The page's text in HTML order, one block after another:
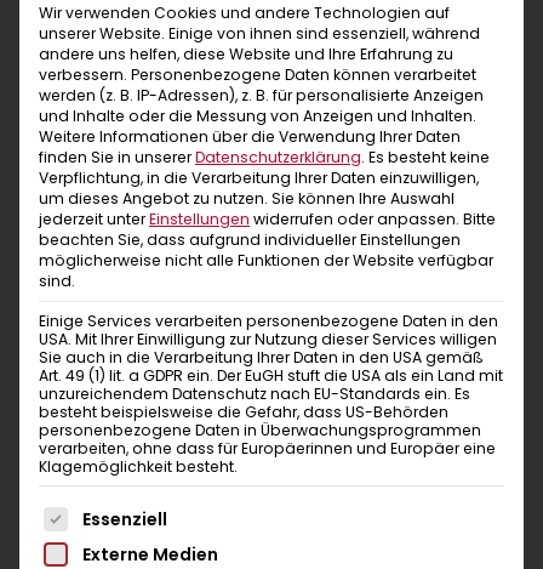
Alassio Zickzack
dusty rose
Top
Wir verwenden Cookies und andere Technologien auf
unserer Website. Einige von ihnen sind essenziell, während
andere uns helfen, diese Website und Ihre Erfahrung zu
verbessern. Personenbezogene Daten können verarbeitet
werden (z. B. IP-Adressen), z. B. für personalisierte Anzeigen
und Inhalte oder die Messung von Anzeigen und Inhalten.
Weitere Informationen über die Verwendung Ihrer Daten
finden Sie in unsererDatenschutzerklärung. Es besteht keine
Verpflichtung, in die Verarbeitung Ihrer Daten einzuwilligen,
um dieses Angebot zu nutzen. Sie können Ihre Auswahl
jederzeit unterEinstellungen widerrufen oder anpassen. Bitte
beachten Sie, dass aufgrund individueller Einstellungen
möglicherweise nicht alle Funktionen der Website verfügbar
sind.
Einige Services verarbeiten personenbezogene Daten in den
USA. Mit Ihrer Einwilligung zur Nutzung dieser Services willigen
Sie auch in die Verarbeitung Ihrer Daten in den USA gemäß
Art. 49 (1) lit. a GDPR ein. Der EuGH stuft die USA als ein Land mit
unzureichendem Datenschutz nach EU-Standards ein. Es
besteht beispielsweise die Gefahr, dass US-Behörden
personenbezogene Daten in Überwachungsprogrammen
verarbeiten, ohne dass für Europäerinnen und Europäer eine
Klagemöglichkeit besteht.
Es folgt eine Liste der Service-Gruppen, für die eine
Essenziell
Externe Medien